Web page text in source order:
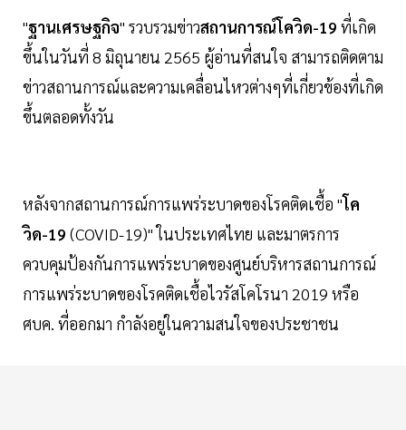
"ฐานเศรษฐกิจ" รวบรวมข่าวสถานการณ์โควิด-19 ที่เกิด
ขึ้นในวันที่ 8 มิถุนายน 2565 ผู้อ่านที่สนใจ สามารถติดตาม
ข่าวสถานการณ์และความเคลื่อนไหวต่างๆที่เกี่ยวข้องที่เกิด
ขึ้นตลอดทั้งวัน
หลังจากสถานการณ์การแพร่ระบาดของโรคติดเชื้อ "โค
วิด-19 (COVID-19)" ในประเทศไทย และมาตรการ
ควบคุมป้องกันการแพร่ระบาดของศูนย์บริหารสถานการณ์
การแพร่ระบาดของโรคติดเชื้อไวรัสโคโรนา 2019 หรือ
ศบค. ที่ออกมา กำลังอยู่ในความสนใจของประชาชน